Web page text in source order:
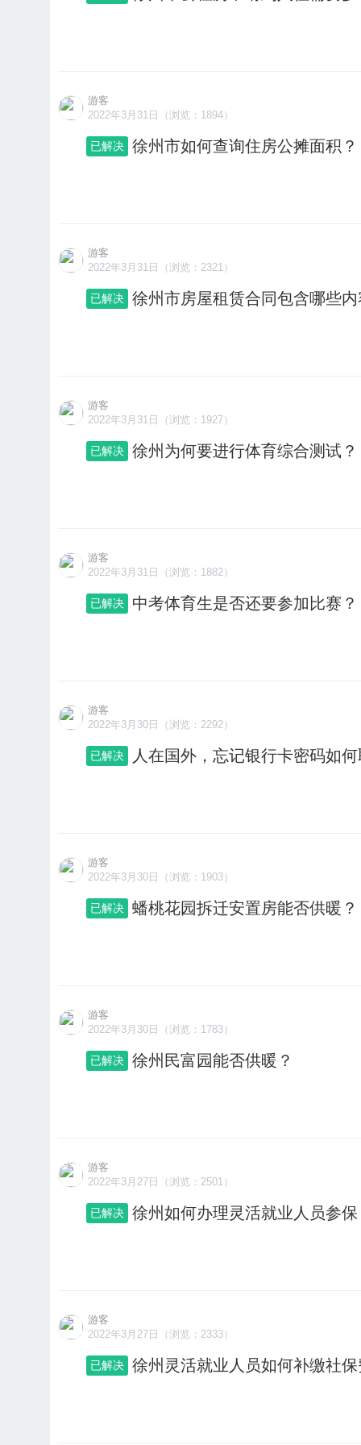
游客
2022年3月31日（浏览：1894）
已解决 徐州市如何查询住房公摊面积？
游客
2022年3月31日（浏览：2321）
已解决 徐州市房屋租赁合同包含哪些
游客
2022年3月31日（浏览：1927）
已解决 徐州为何要进行体育综合测试？
游客
2022年3月31日（浏览：1882）
已解决 中考体育生是否还要参加比赛？
游客
2022年3月30日（浏览：2292）
已解决 人在国外，忘记银行卡密码如
游客
2022年3月30日（浏览：1903）
已解决 蟠桃花园拆迁安置房能否供暖？
游客
2022年3月30日（浏览：1783）
已解决 徐州民富园能否供暖？
游客
2022年3月27日（浏览：2501）
已解决 徐州如何办理灵活就业人员参保
游客
2022年3月27日（浏览：2333）
已解决 徐州灵活就业人员如何补缴社